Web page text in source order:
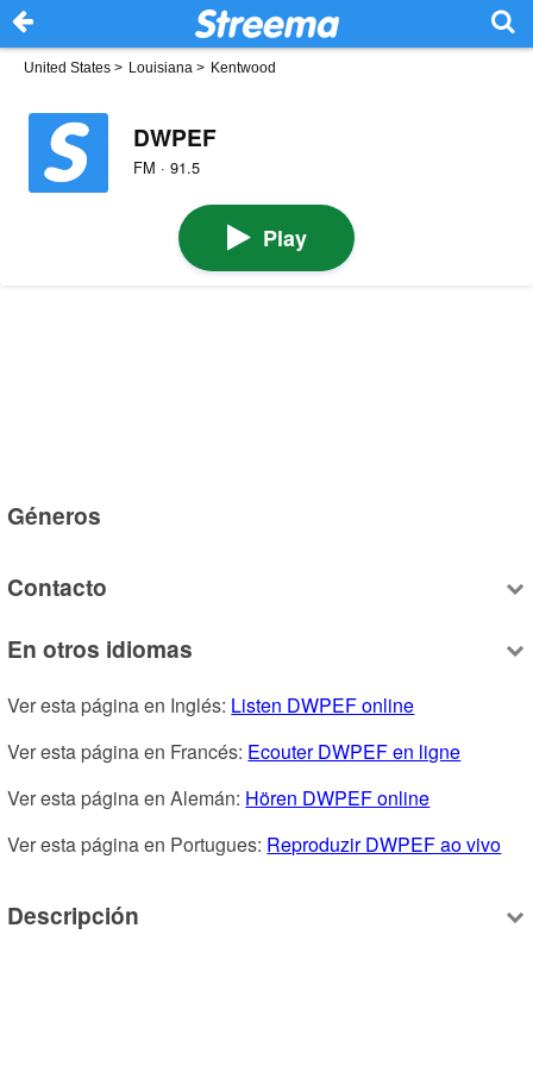
United States > Louisiana > Kentwood
DWPEF
FM · 91.5
Play
Géneros
Contacto
En otros idiomas
Ver esta página en Inglés: Listen DWPEF online
Ver esta página en Francés: Ecouter DWPEF en ligne
Ver esta página en Alemán: Hören DWPEF online
Ver esta página en Portugues: Reproduzir DWPEF ao vivo
Descripción